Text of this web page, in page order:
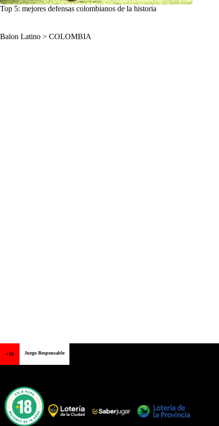
Top 5: mejores defensas colombianos de la historia
Balon Latino > COLOMBIA
+18 Juego Responsable